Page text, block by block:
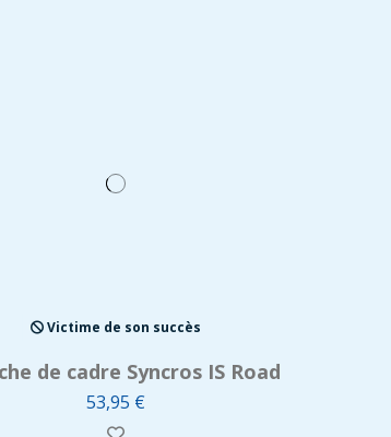
Victime de son succès
de cadre Syncros IS Road
53,95 €